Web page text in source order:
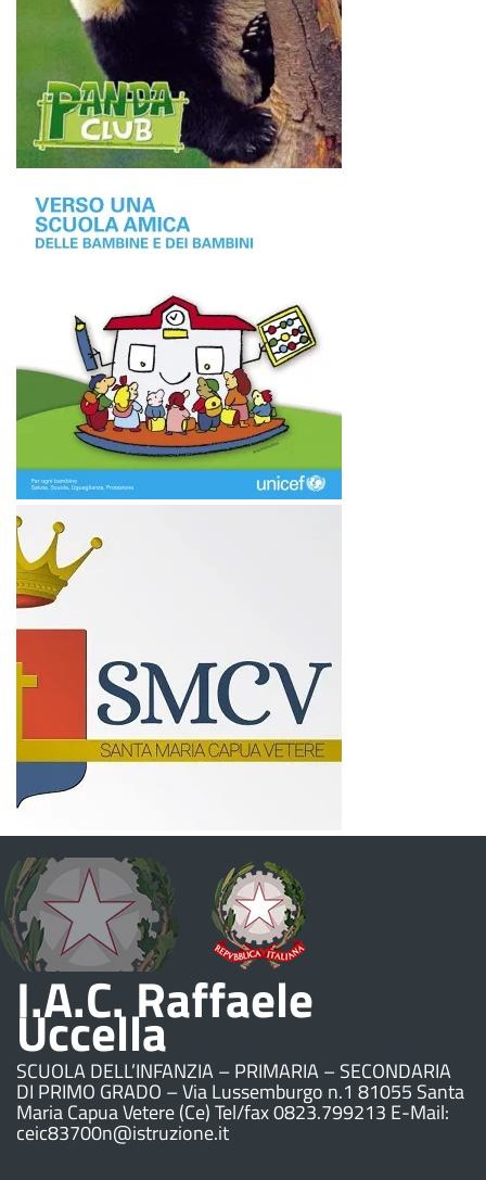
I.A.C. Raffaele
Uccella
SCUOLA DELL’INFANZIA – PRIMARIA – SECONDARIA
DI PRIMO GRADO – Via Lussemburgo n.1 81055 Santa
Maria Capua Vetere (Ce) Tel/fax 0823.799213 E-Mail:
ceic83700n@istruzione.it